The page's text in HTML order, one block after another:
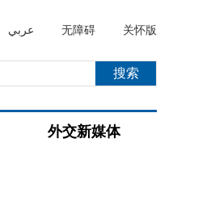
عربي 无障碍 关怀版
外交新媒体